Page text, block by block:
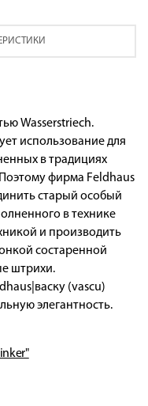
Wasserstriech.
использование для
в традициях
фирма Feldhaus
старый особый
в технике
и производить
состаренной
штрихи.
(vascu)
элегантность.